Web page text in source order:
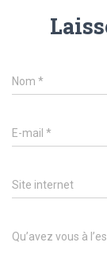
Nom *
E-mail *
Site internet
Qu’avez vous à